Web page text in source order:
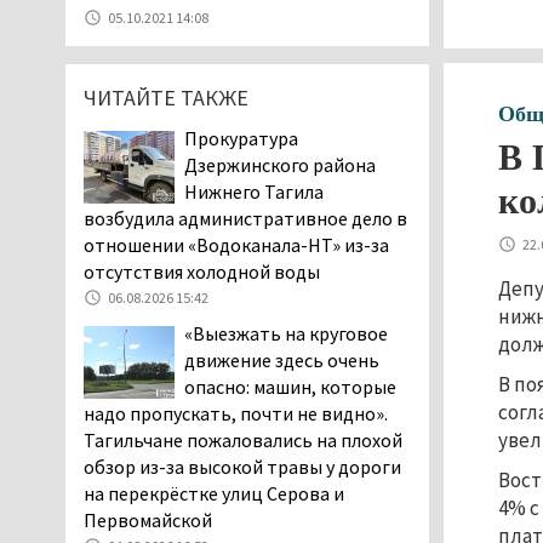
В
В
4%
Екатеринбург подвергся
атаке БПЛА, восемь из
них были сбиты, три
центра
07.08.2026 11:28
Тагильские спасатели
помогли заблудившемуся
в лесу мужчине найти
дорогу домой
Прокуратура
Дзержинского района
Нижнего Тагила
возбудила административное дело в
отношении «Водоканала-НТ» из-за
отсутствия холодной воды
06.08.2026 15:42
05.10.2021 14:08
ЧИТАЙТЕ ТАКЖЕ
Прокуратура
Дзержинского района
Нижнего Тагила
возбудила административное дело в
отношении «Водоканала-НТ» из-за
отсутствия холодной воды
06.08.2026 15:42
«Выезжать на круговое
движение здесь очень
опасно: машин, которые
надо пропускать, почти не видно».
Тагильчане пожаловались на плохой
обзор из-за высокой травы у дороги
на перекрёстке улиц Серова и
Первомайской